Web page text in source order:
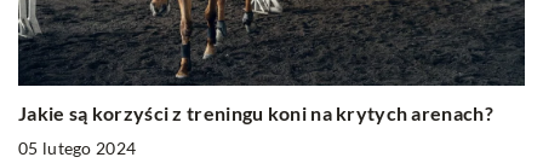
Jakie są korzyści z treningu koni na krytych arenach?
05 lutego 2024